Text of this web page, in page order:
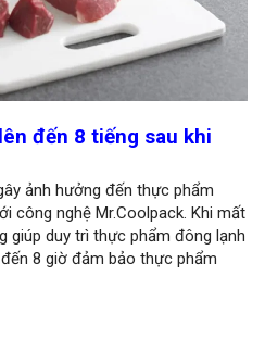
đến 8 tiếng sau khi
ảnh hưởng đến thực phẩm
công nghệ Mr.Coolpack. Khi mất
giúp duy trì thực phẩm đông lạnh
8 giờ đảm bảo thực phẩm